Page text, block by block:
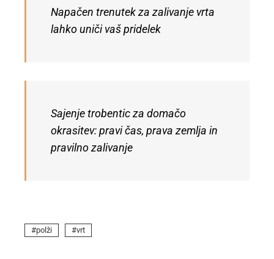
Napačen trenutek za zalivanje vrta
lahko uniči vaš pridelek
Sajenje trobentic za domačo
okrasitev: pravi čas, prava zemlja in
pravilno zalivanje
polži vrt